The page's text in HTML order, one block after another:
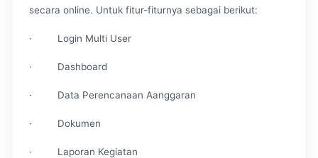
secara online. Untuk fitur-fiturnya sebagai berikut:
· Login Multi User
· Dashboard
· Data Perencanaan Aanggaran
· Dokumen
· Laporan Kegiatan